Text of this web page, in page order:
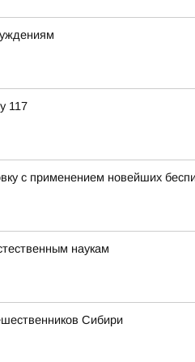
117
с применением новейших
наукам
Сибири